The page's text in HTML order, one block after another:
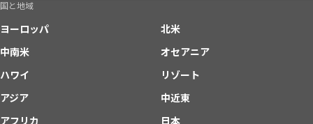
国と地域
ヨーロッパ
北米
中南米
オセアニア
ハワイ
リゾート
アジア
中近東
アフリカ
日本